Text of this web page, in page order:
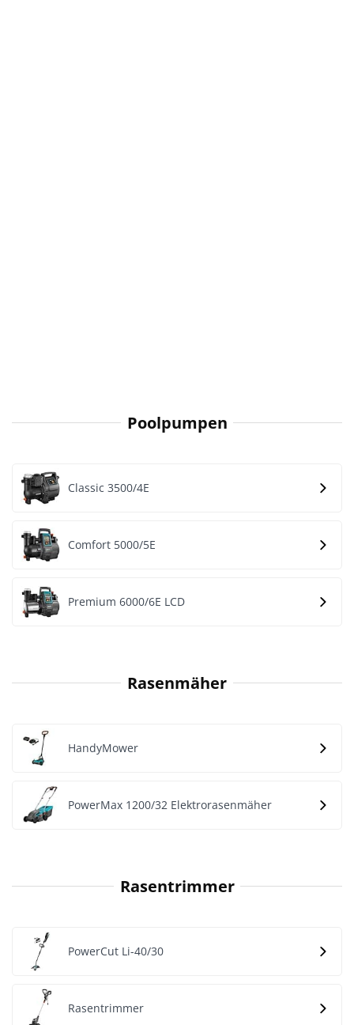
Poolpumpen
Classic 3500/4E
Comfort 5000/5E
Premium 6000/6E LCD
Rasenmäher
HandyMower
PowerMax 1200/32 Elektrorasenmäher
Rasentrimmer
PowerCut Li-40/30
Rasentrimmer